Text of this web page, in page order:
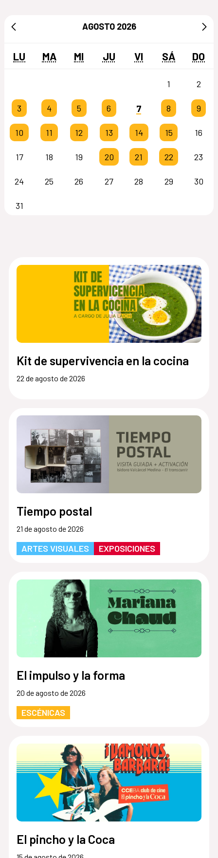
Kit de supervivencia en la cocina
22 de agosto de 2026
Tiempo postal
21 de agosto de 2026
ARTES VISUALES EXPOSICIONES
El impulso y la forma
20 de agosto de 2026
ESCÉNICAS
El pincho y la Coca
AGOSTO 2026
LU MA MI JU VI SÁ DO
1 2
3 4 5 6 7 8 9
10 11 12 13 14 15 16
17 18 19 20 21 22 23
24 25 26 27 28 29 30
31